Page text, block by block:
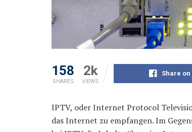
158
SHARES
2k
VIEWS
Share
IPTV, oder Internet Protocol
das Internet zu empfangen. Im